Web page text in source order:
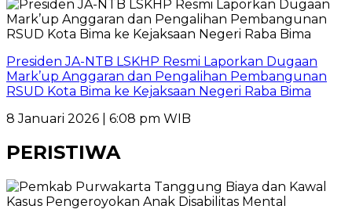
Presiden JA-NTB LSKHP Resmi Laporkan Dugaan
Mark’up Anggaran dan Pengalihan Pembangunan
RSUD Kota Bima ke Kejaksaan Negeri Raba Bima
8 Januari 2026 | 6:08 pm WIB
PERISTIWA